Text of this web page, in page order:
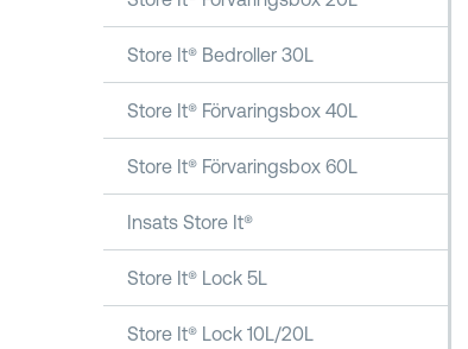
Store It® Bedroller 30L
Store It® Förvaringsbox 40L
Store It® Förvaringsbox 60L
Insats Store It®
Store It® Lock 5L
Store It® Lock 10L/20L